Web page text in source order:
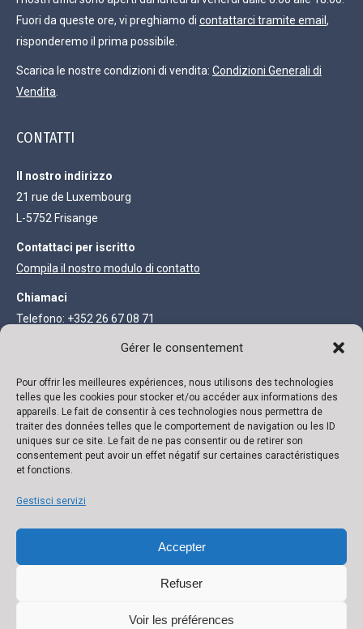
Gérer le consentement
Pour offrir les meilleures expériences, nous utilisons des technologies
telles que les cookies pour stocker et/ou accéder aux informations des
appareils. Le fait de consentir à ces technologies nous permettra de
traiter des données telles que le comportement de navigation ou les ID
uniques sur ce site. Le fait de ne pas consentir ou de retirer son
consentement peut avoir un effet négatif sur certaines caractéristiques
et fonctions.
Gestisci servizi
Accepter
Refuser
Voir les préférences
Fuori da queste ore, vi preghiamo di contattarci tramite email,
risponderemo il prima possibile.
Scarica le nostre condizioni di vendita: Condizioni Generali di
Vendita
CONTATTI
Il nostro indirizzo
21 rue de Luxembourg
L-5752 Frisange
Contattaci per iscritto
Compila il nostro modulo di contatto
Chiamaci
Telefono: +352 26 67 08 71
INFORMAZIONI LEGALI
Società anonima con capitale di 111.300 €
R.C. Lussemburgo B 118719 Autorizzazione N° 136879/2 Partita
IVA N° LU 22332726 Banca: ING IBAN: LU02 0141 0443 4790 0000
/ BIC CELLLULL